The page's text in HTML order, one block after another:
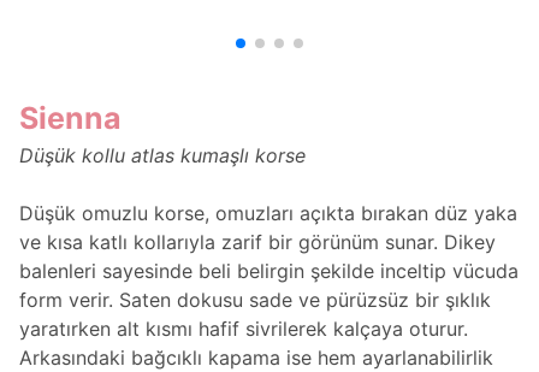
Sienna
Düşük kollu atlas kumaşlı korse
Düşük omuzlu korse, omuzları açıkta bırakan düz yaka
ve kısa katlı kollarıyla zarif bir görünüm sunar. Dikey
balenleri sayesinde beli belirgin şekilde inceltip vücuda
form verir. Saten dokusu sade ve pürüzsüz bir şıklık
yaratırken alt kısmı hafif sivrilerek kalçaya oturur.
Arkasındaki bağcıklı kapama ise hem ayarlanabilirlik